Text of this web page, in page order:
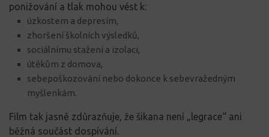
ponižování a tlak mohou vést k:
úzkostem a depresím,
zhoršení školních výsledků,
sociálnímu stažení a izolaci,
útěkům z domova,
sebepoškozování nebo dokonce k sebevražedným
myšlenkám.
Film tak jasně zdůrazňuje, že šikana není „legrace“ ani
běžná součást dospívání.